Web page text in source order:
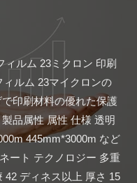
ルム 23ミクロン 印刷
ルム 23マイクロンの
印刷材料の優れた保護
品属性 属性 仕様 透明
445mm*3000m など
ート テクノロジー 多重
42 ディネス以上 厚さ 15